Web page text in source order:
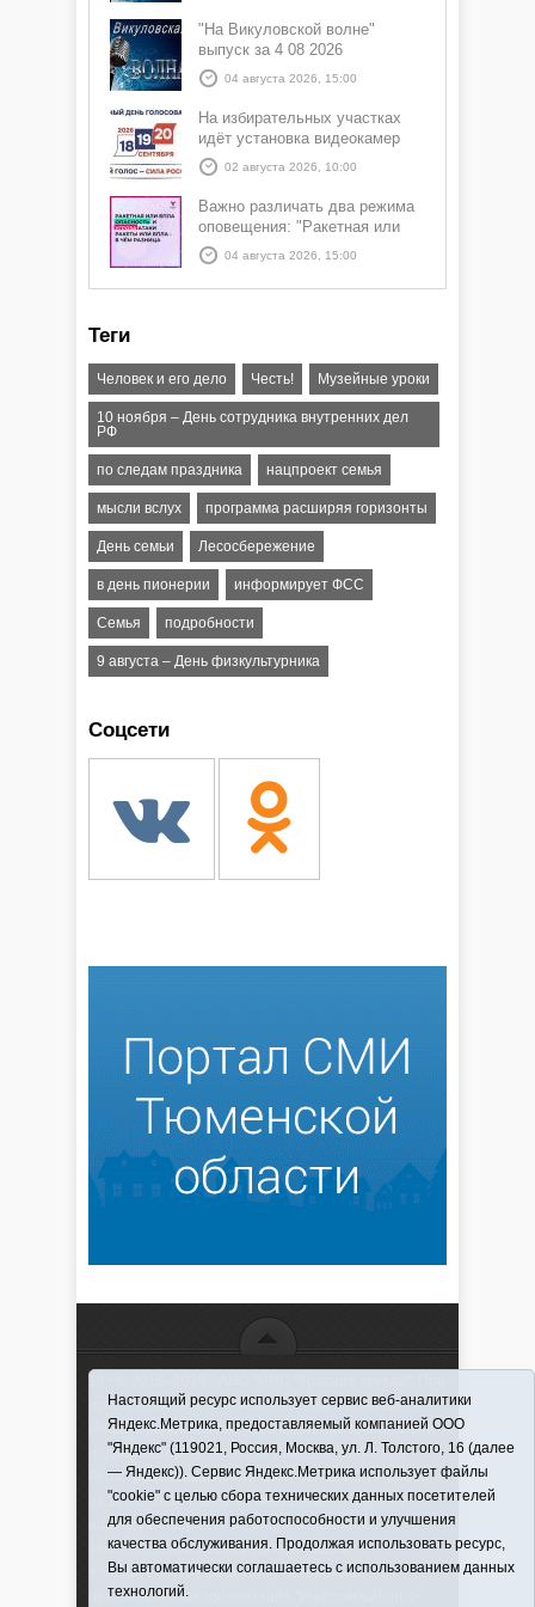
"На Викуловской волне"
выпуск за 4 08 2026
04 августа 2026, 15:00
На избирательных участках
идёт установка видеокамер
02 августа 2026, 10:00
Важно различать два режима
оповещения: "Ракетная или
БПЛА опасность" и "Угроза
атаки ракеты или БПЛА"
04 августа 2026, 15:00
Теги
Человек и его дело Честь! Музейные уроки
10 ноября – День сотрудника внутренних дел
РФ
по следам праздника нацпроект семья
мысли вслух программа расширяя горизонты
День семьи Лесосбережение
в день пионерии информирует ФСС
Семья подробности
9 августа – День физкультурника
Соцсети
использовании материалов ссылка обязательна
Информационная лента выходит при финансовой
поддержке правительства Тюменской области
Регистрационный номер СМИ ЭЛ № ФС 77-66066
от 10.06. 2016 г. выдано Федеральной службой по
надзору в сфере связи, информационных
технологий и массовых коммуникаций.
Учредитель (соучредители) Автономная
некоммерческая организация "Информационно-
Настоящий ресурс использует сервис веб-аналитики
Яндекс.Метрика, предоставляемый компанией ООО
"Яндекс" (119021, Россия, Москва, ул. Л. Толстого, 16 (далее
— Яндекс)). Сервис Яндекс.Метрика использует файлы
"cookie" с целью сбора технических данных посетителей
для обеспечения работоспособности и улучшения
качества обслуживания. Продолжая использовать ресурс,
Вы автоматически соглашаетесь с использованием данных
технологий.